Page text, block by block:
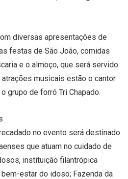
diversas apresentações de
festas de São João, comidas
e o almoço, que será servido
atrações musicais estão o cantor
grupo de forró Tri Chapado.
no evento será destinado
que atuam no cuidado de
instituição filantrópica
estar do idoso; Fazenda da